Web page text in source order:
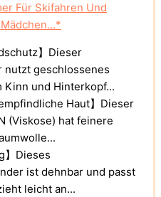
Für Skifahren Und
】Dieser
nutzt geschlossenes
Kinn und Hinterkopf...
Haut】Dieser
(Viskose) hat feinere
】Dieses
ist dehnbar und passt
leicht an...